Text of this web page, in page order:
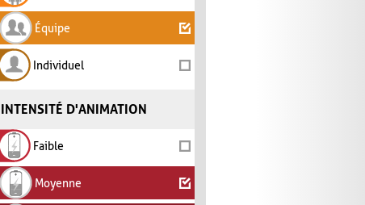
Équipe
Individuel
INTENSITÉ D'ANIMATION
Faible
Moyenne